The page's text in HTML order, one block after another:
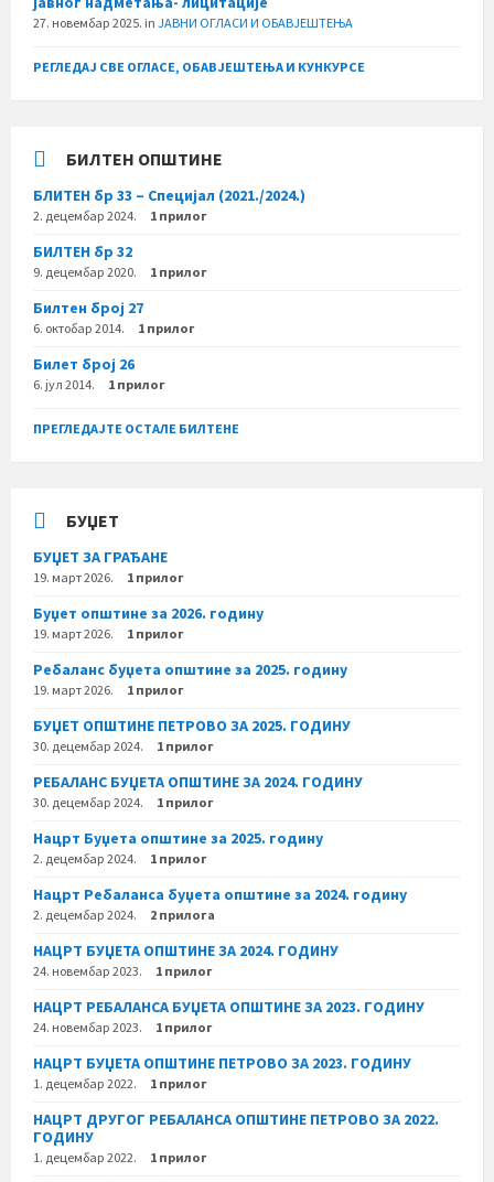
27. новембар 2025. in ЈАВНИ ОГЛАСИ И ОБАВЈЕШТЕЊА
РЕГЛЕДАЈ СВЕ ОГЛАСЕ, ОБАВЈЕШТЕЊА И КУНКУРСЕ
БИЛТЕН ОПШТИНЕ
БЛИТЕН бр 33 – Специјал (2021./2024.)
2. децембар 2024. 1 прилог
БИЛТЕН бр 32
9. децембар 2020. 1 прилог
Билтен број 27
6. октобар 2014. 1 прилог
Билет број 26
6. јул 2014. 1 прилог
ПРЕГЛЕДАЈТЕ ОСТАЛЕ БИЛТЕНЕ
БУЏЕТ
БУЏЕТ ЗА ГРАЂАНЕ
19. март 2026. 1 прилог
Буџет општине за 2026. годину
19. март 2026. 1 прилог
Ребаланс буџета општине за 2025. годину
19. март 2026. 1 прилог
БУЏЕТ ОПШТИНЕ ПЕТРОВО ЗА 2025. ГОДИНУ
30. децембар 2024. 1 прилог
РЕБАЛАНС БУЏЕТА ОПШТИНЕ ЗА 2024. ГОДИНУ
30. децембар 2024. 1 прилог
Нацрт Буџета општине за 2025. годину
2. децембар 2024. 1 прилог
Нацрт Ребаланса буџета општине за 2024. годину
2. децембар 2024. 2 прилога
НАЦРТ БУЏЕТА ОПШТИНЕ ЗА 2024. ГОДИНУ
24. новембар 2023. 1 прилог
НАЦРТ РЕБАЛАНСА БУЏЕТА ОПШТИНЕ ЗА 2023. ГОДИНУ
24. новембар 2023. 1 прилог
НАЦРТ БУЏЕТА ОПШТИНЕ ПЕТРОВО ЗА 2023. ГОДИНУ
1. децембар 2022. 1 прилог
НАЦРТ ДРУГОГ РЕБАЛАНСА ОПШТИНЕ ПЕТРОВО ЗА 2022.
ГОДИНУ
1. децембар 2022. 1 прилог